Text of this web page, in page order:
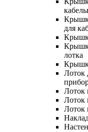
для
лотка
Лоток
Лоток
Лоток
Лоток